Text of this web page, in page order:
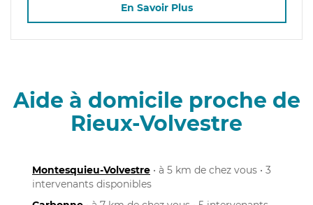
En Savoir Plus
Aide à domicile proche de
Rieux-Volvestre
Montesquieu-Volvestre • à 5 km de chez vous • 3
intervenants disponibles